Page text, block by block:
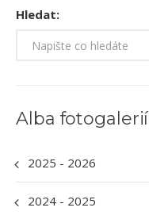
Hledat:
Alba fotogalerií
2025 - 2026
2024 - 2025